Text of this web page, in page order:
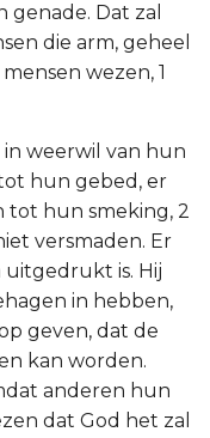
genade. Dat zal
die arm, geheel
wezen, 1
in weerwil van hun
hun gebed, er
tot hun smeking, 2
versmaden. Er
uitgedrukt is. Hij
in hebben,
geven, dat de
kan worden.
anderen hun
dat God het zal